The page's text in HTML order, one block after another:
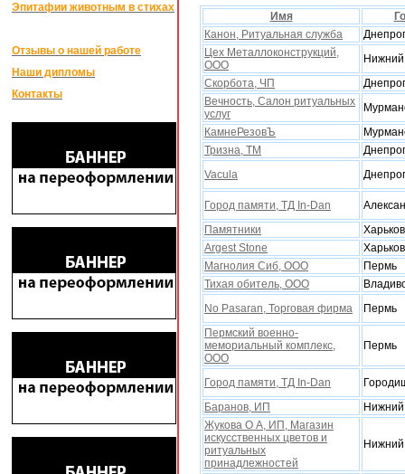
Эпитафии животным в стихах
Отзывы о нашей работе
Наши дипломы
Контакты
Имя
Канон, Ритуальная служба
Цех Металлоконструкций,
ООО
Скорбота, ЧП
Вечность, Салон ритуальныx
услуг
КамнеРезовЪ
Тризна, ТМ
Vacula
Город памяти, ТД In-Dan
Памятники
Xарьков
Argest Stone
Xарьков
Магнолия Сиб, ООО
Пермь
Тихая обитель, ООО
No Pasaran, Торговая фирма
Пермь
Пермский военно-
мемориальный комплекс,
ООО
Пермь
Город памяти, ТД In-Dan
Баранов, ИП
Жукова О А, ИП, Магазин
искусственных цветов и
ритуальных
принадлежностей